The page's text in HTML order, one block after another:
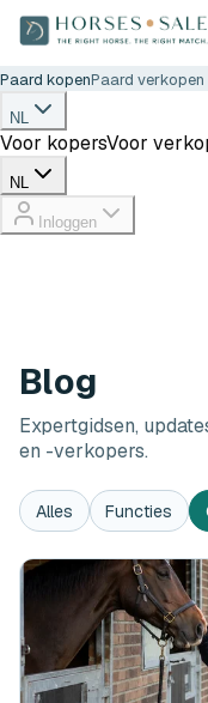
Paard kopenPaard verkopen
NL
Voor kopersVoor
NL
Inloggen
Blog
Expertgidsen,
en -verkopers.
Alles Functies